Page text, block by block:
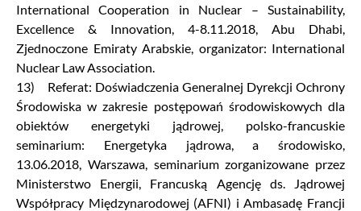
International Cooperation in Nuclear – Sustainability,
Excellence & Innovation, 4-8.11.2018, Abu Dhabi,
Zjednoczone Emiraty Arabskie, organizator: International
Nuclear Law Association.
13) Referat: Doświadczenia Generalnej Dyrekcji Ochrony
Środowiska w zakresie postępowań środowiskowych dla
obiektów energetyki jądrowej, polsko-francuskie
seminarium: Energetyka jądrowa, a środowisko,
13.06.2018, Warszawa, seminarium zorganizowane przez
Ministerstwo Energii, Francuską Agencję ds. Jądrowej
Współpracy Międzynarodowej (AFNI) i Ambasadę Francji